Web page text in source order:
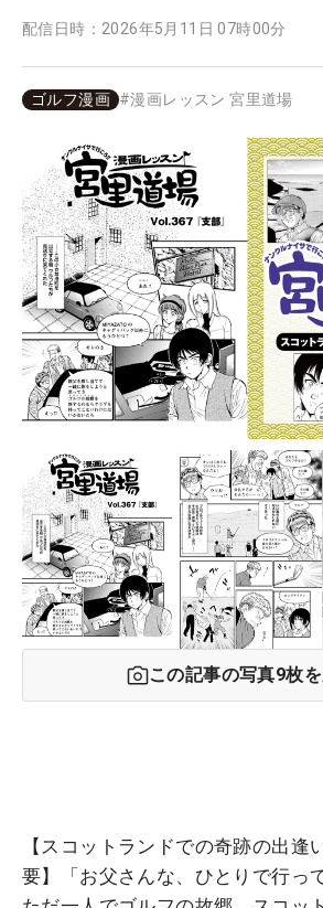
配信日時： 2026年5月11日 07時00分
ゴルフ漫画 #漫画レッスン 宮里道場
この記事の写真9枚
【スコットランドでの奇跡の出逢
要】「お父さんな、ひとりで行っ